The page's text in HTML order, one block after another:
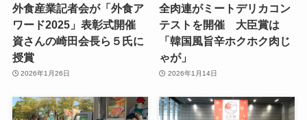
外食産業記者会が「外食ア
ワード2025」表彰式開催
資さんの崎田会長ら５氏に
授賞
2026年1月26日
全肉連がミートデリカコン
テストを開催 大臣賞は
「韓国風旨辛ホクホク肉じ
ゃが」
2026年1月14日